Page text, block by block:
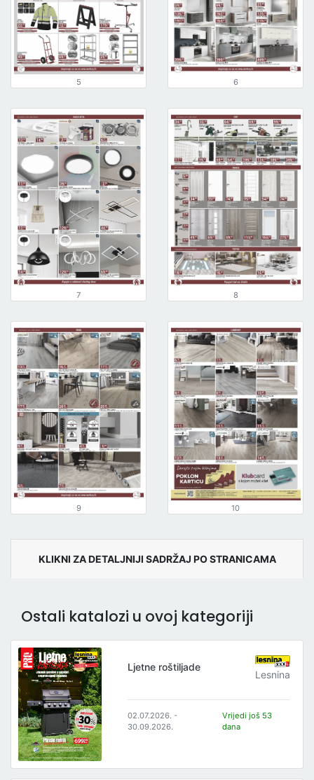
5 6
7 8
9 10
KLIKNI ZA DETALJNIJI SADRŽAJ PO STRANICAMA
Ostali katalozi u ovoj kategoriji
Ljetne roštiljade
Lesnina
02.07.2026. -
30.09.2026.
Vrijedi još 53
dana